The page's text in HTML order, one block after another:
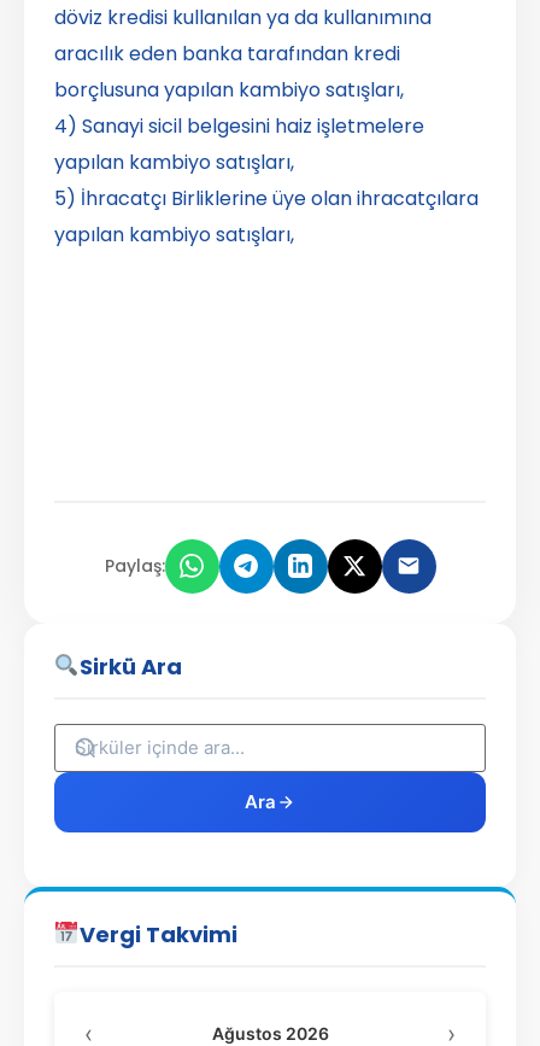
döviz kredisi kullanılan ya da kullanımına
aracılık eden banka tarafından kredi
borçlusuna yapılan kambiyo satışları,
4) Sanayi sicil belgesini haiz işletmelere
yapılan kambiyo satışları,
5) İhracatçı Birliklerine üye olan ihracatçılara
yapılan kambiyo satışları,
Paylaş:
Sirkü Ara
Ara
Vergi Takvimi
‹ Ağustos 2026 ›